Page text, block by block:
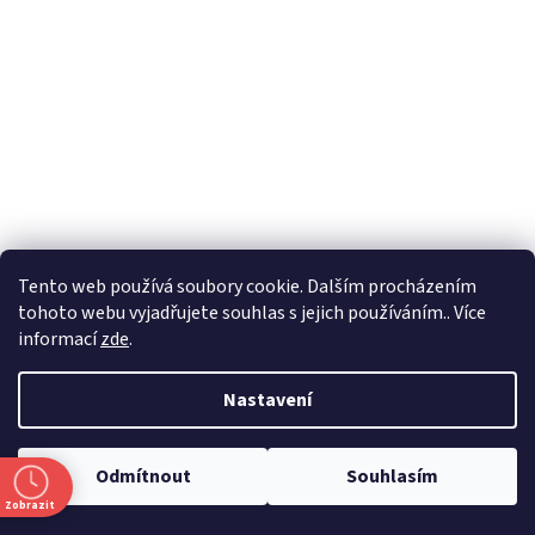
Tento web používá soubory cookie. Dalším procházením
tohoto webu vyjadřujete souhlas s jejich používáním.. Více
informacízde.
Nastavení
Odmítnout Souhlasím
Formuláře
Zobrazit